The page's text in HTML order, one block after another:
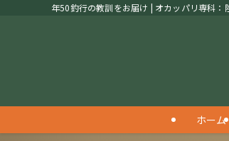
年50釣行の教訓をお届け | オカッパリ専科：
ホーム